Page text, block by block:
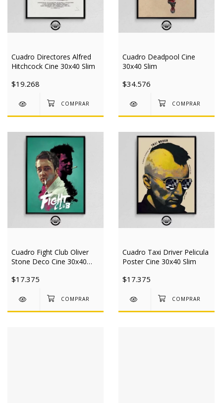
Cuadro Directores Alfred
Hitchcock Cine 30x40 Slim
$19.268
Cuadro Deadpool Cine
30x40 Slim
$34.576
Cuadro Fight Club Oliver
Stone Deco Cine 30x40
$17.375
Cuadro Taxi Driver Pelicula
Poster Cine 30x40 Slim
$17.375